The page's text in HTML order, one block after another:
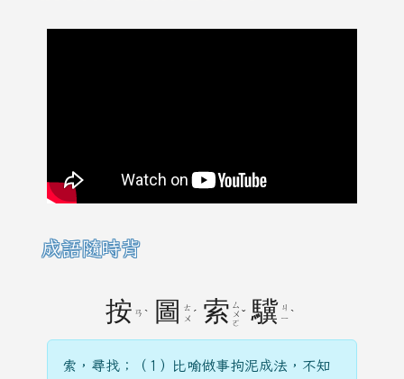
成語隨時背
按 ㄢ ˋ 圖
ㄊ
ㄨ ˊ 索 ㄙ
ㄨ
ㄛ
ˇ 驥 ㄐ
ㄧ ˋ
索，尋找；（1）比喻做事拘泥成法，不知